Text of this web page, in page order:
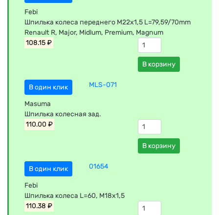
Febi
Шпилька колеса переднего M22x1,5 L=79,59/70mm
Renault R, Major, Midlum, Premium, Magnum
108.15 ₽
В корзину
В один клик MLS-071
Masuma
Шпилька колесная зад.
110.00 ₽
В корзину
В один клик 01654
Febi
Шпилька колеса L=60, M18x1,5
110.38 ₽